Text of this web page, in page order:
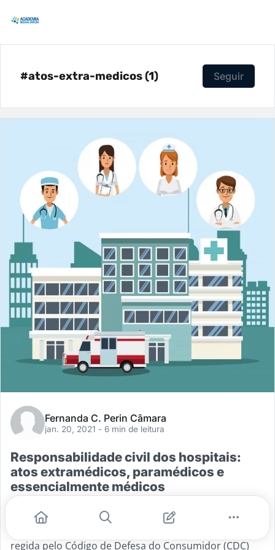
#atos-extra-medicos (1) Seguir
Fernanda C. Perin Câmara
jan. 20, 2021 - 6 min de leitura
Responsabilidade civil dos hospitais:
atos extramédicos, paramédicos e
essencialmente médicos
Primeiramente, cabe destacar que a relação entre o
nosocômio e o paciente é uma relação de
regida pelo Código de Defesa do Consumidor (CDC)